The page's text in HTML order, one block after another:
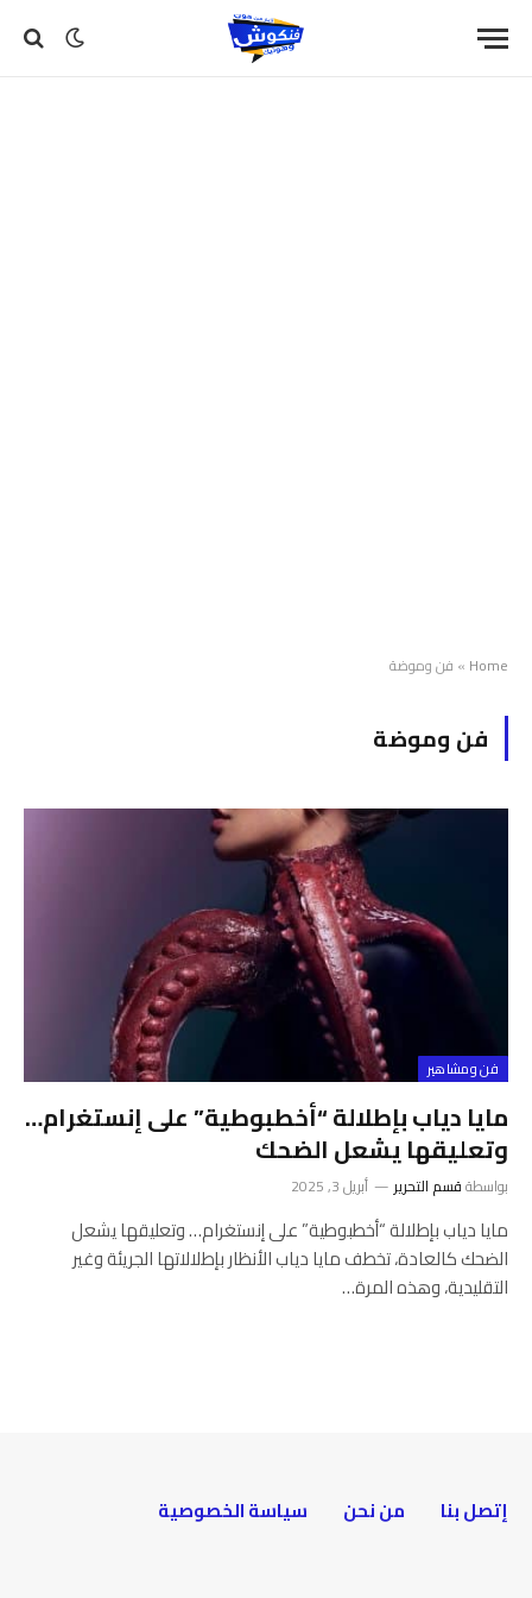
Home
» فن وموضة
فن وموضة
فن ومشاهير
مايا دياب بإطلالة “أخطبوطية” على إنستغرام…
وتعليقها يشعل الضحك
بواسطةقسم التحرير أبريل 3, 2025
مايا دياب بإطلالة “أخطبوطية” على إنستغرام… وتعليقها يشعل
الضحك كالعادة، تخطف مايا دياب الأنظار بإطلالاتها الجريئة وغير
التقليدية، وهذه المرة…
إتصل بنا من نحن سياسة الخصوصية